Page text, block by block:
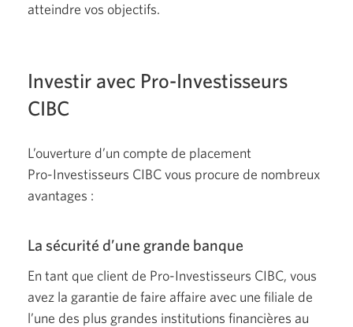
atteindre vos objectifs.
Investir avec Pro-Investisseurs
CIBC
L’ouverture d’un compte de placement
Pro-Investisseurs CIBC vous procure de nombreux
avantages :
La sécurité d’une grande banque
En tant que client de Pro-Investisseurs CIBC, vous
avez la garantie de faire affaire avec une filiale de
l’une des plus grandes institutions financières au